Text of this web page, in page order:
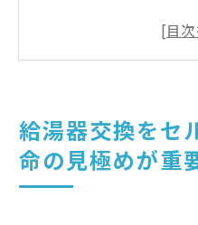
異音や性能低下
古い給湯器を交
ットとは
給湯器交換をセ
命の見極めが重